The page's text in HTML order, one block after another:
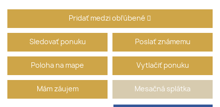
Pridať medzi obľúbené
Sledovať ponuku Poslať známemu
Poloha na mape Vytlačiť ponuku
Mám záujem Mesačná splátka